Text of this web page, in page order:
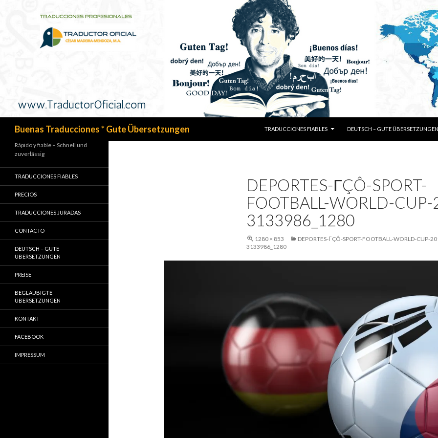
Buenas Traducciones * Gute Übersetzungen
TRADUCCIONES FIABLES
DEUTSCH – GUTE ÜBERSETZUNGEN
DEPORTES-ΓÇÔ-SPORT-
FOOTBALL-WORLD-
3133986_1280
1280 × 853
DEPORTES-ΓÇÔ-SPORT-FOOTBALL-WORLD-CUP-
3133986_1280
Rápido y fiable – Schnell und
zuverlässig
TRADUCCIONES FIABLES
PRECIOS
TRADUCCIONES JURADAS
CONTACTO
DEUTSCH – GUTE
ÜBERSETZUNGEN
PREISE
BEGLAUBIGTE
ÜBERSETZUNGEN
KONTAKT
FACEBOOK
IMPRESSUM